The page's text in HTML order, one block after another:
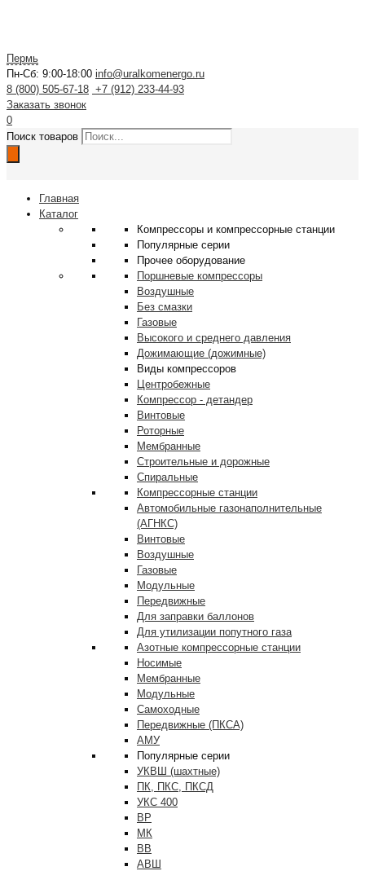
Пермь
Пн-Сб: 9:00-18:00 info@uralkomenergo.ru
8 (800) 505-67-18 +7 (912) 233-44-93
Заказать звонок
0
Поиск товаров
Главная
Каталог
Компрессоры и компрессорные станции
Популярные серии
Прочее оборудование
Поршневые компрессоры
Воздушные
Без смазки
Газовые
Высокого и среднего давления
Дожимающие (дожимные)
Виды компрессоров
Центробежные
Компрессор - детандер
Винтовые
Роторные
Мембранные
Строительные и дорожные
Спиральные
Компрессорные станции
Автомобильные газонаполнительные
(АГНКС)
Винтовые
Воздушные
Газовые
Модульные
Передвижные
Для заправки баллонов
Для утилизации попутного газа
Азотные компрессорные станции
Носимые
Мембранные
Модульные
Самоходные
Передвижные (ПКСА)
АМУ
Популярные серии
УКВШ (шахтные)
ПК, ПКС, ПКСД
УКС 400
ВР
МК
ВВ
АВШ